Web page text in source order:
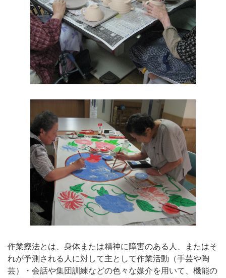
作業療法とは、身体または精神に障害のある人、またはそ
れが予測される人に対して主として作業活動（手芸や陶
芸）・会話や集団訓練などの色々な媒介を用いて、機能の